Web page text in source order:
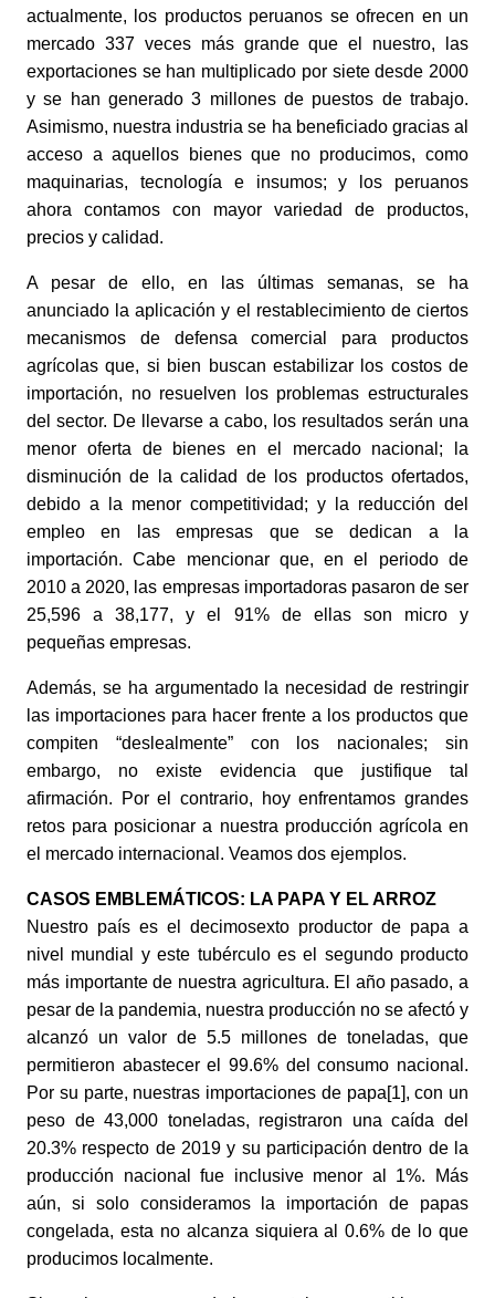
actualmente, los productos peruanos se ofrecen en un
mercado 337 veces más grande que el nuestro, las
exportaciones se han multiplicado por siete desde 2000
y se han generado 3 millones de puestos de trabajo.
Asimismo, nuestra industria se ha beneficiado gracias al
acceso a aquellos bienes que no producimos, como
maquinarias, tecnología e insumos; y los peruanos
ahora contamos con mayor variedad de productos,
precios y calidad.
A pesar de ello, en las últimas semanas, se ha
anunciado la aplicación y el restablecimiento de ciertos
mecanismos de defensa comercial para productos
agrícolas que, si bien buscan estabilizar los costos de
importación, no resuelven los problemas estructurales
del sector. De llevarse a cabo, los resultados serán una
menor oferta de bienes en el mercado nacional; la
disminución de la calidad de los productos ofertados,
debido a la menor competitividad; y la reducción del
empleo en las empresas que se dedican a la
importación. Cabe mencionar que, en el periodo de
2010 a 2020, las empresas importadoras pasaron de ser
25,596 a 38,177, y el 91% de ellas son micro y
pequeñas empresas.
Además, se ha argumentado la necesidad de restringir
las importaciones para hacer frente a los productos que
compiten “deslealmente” con los nacionales; sin
embargo, no existe evidencia que justifique tal
afirmación. Por el contrario, hoy enfrentamos grandes
retos para posicionar a nuestra producción agrícola en
el mercado internacional. Veamos dos ejemplos.
CASOS EMBLEMÁTICOS: LA PAPA Y EL ARROZ
Nuestro país es el decimosexto productor de papa a
nivel mundial y este tubérculo es el segundo producto
más importante de nuestra agricultura. El año pasado, a
pesar de la pandemia, nuestra producción no se afectó y
alcanzó un valor de 5.5 millones de toneladas, que
permitieron abastecer el 99.6% del consumo nacional.
Por su parte, nuestras importaciones de papa[1], con un
peso de 43,000 toneladas, registraron una caída del
20.3% respecto de 2019 y su participación dentro de la
producción nacional fue inclusive menor al 1%. Más
aún, si solo consideramos la importación de papas
congelada, esta no alcanza siquiera al 0.6% de lo que
producimos localmente.